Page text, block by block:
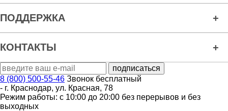
ПОДДЕРЖКА
КОНТАКТЫ
8 (800) 500-55-46 Звонок бесплатный
- г. Краснодар, ул. Красная, 78
Режим работы: с 10:00 до 20:00 без перерывов и без
выходных